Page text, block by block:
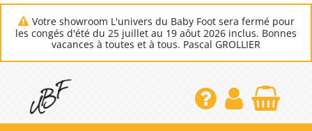
Votre showroom L'univers du Baby Foot sera fermé pour
les congés d'été du 25 juillet au 19 aôut 2026 inclus. Bonnes
vacances à toutes et à tous. Pascal GROLLIER